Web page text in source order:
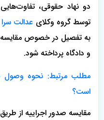
دو نهاد حقوقی،
توسط گروه وکلای عدالت سرا
به تفصیل در خصوص مقایسه
و دادگاه پرداخته شود.
مطلب مرتبط: نحوه وصول
است؟
مقایسه صدور اجراییه از